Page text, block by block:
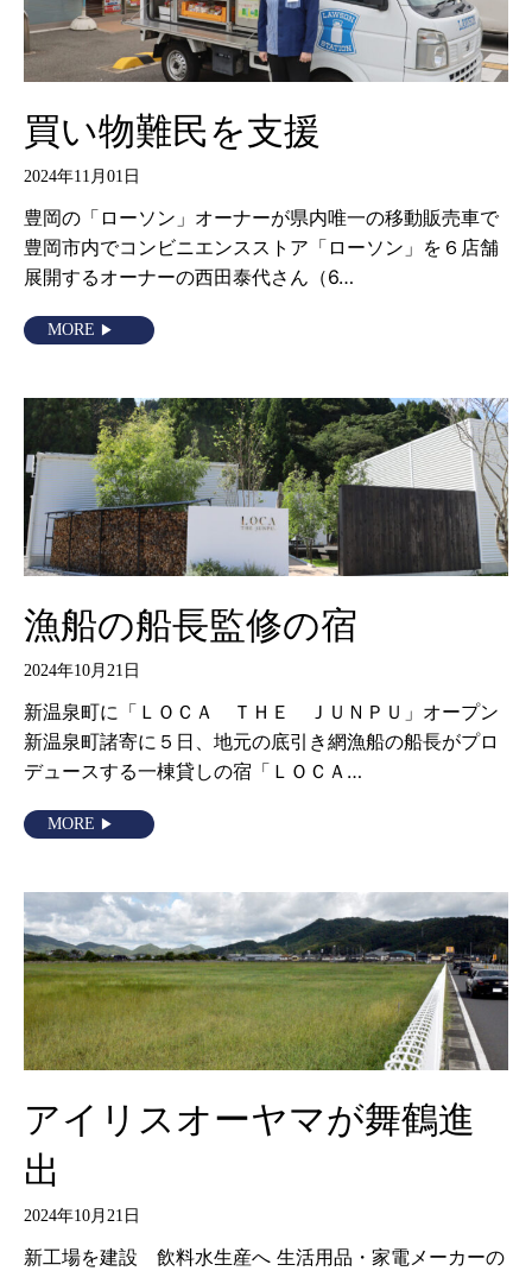
買い物難民を支援
2024年11月01日
豊岡の「ローソン」オーナーが県内唯一の移動販売車で
豊岡市内でコンビニエンスストア「ローソン」を６店舗
展開するオーナーの西田泰代さん（6…
MORE
漁船の船長監修の宿
2024年10月21日
新温泉町に「ＬＯＣＡ ＴＨＥ ＪＵＮＰＵ」オープン
新温泉町諸寄に５日、地元の底引き網漁船の船長がプロ
デュースする一棟貸しの宿「ＬＯＣＡ…
MORE
アイリスオーヤマが舞鶴進
出
2024年10月21日
新工場を建設 飲料水生産へ 生活用品・家電メーカーの